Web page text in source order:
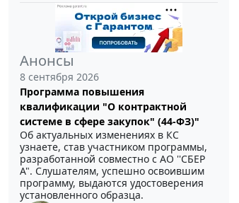
Анонсы
8 сентября 2026
Программа повышения
квалификации "О контрактной
системе в сфере закупок" (44-ФЗ)"
Об актуальных изменениях в КС
узнаете, став участником программы,
разработанной совместно с АО ''СБЕР
А". Слушателям, успешно освоившим
программу, выдаются удостоверения
установленного образца.